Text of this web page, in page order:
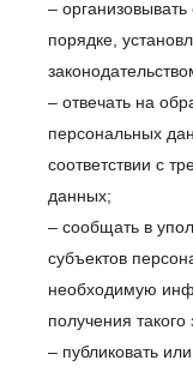
–
порядке,
– отвечать на
персональных
соответствии с
данных;
– сообщать в
субъектов
необходимую
получения такого
– публиковать